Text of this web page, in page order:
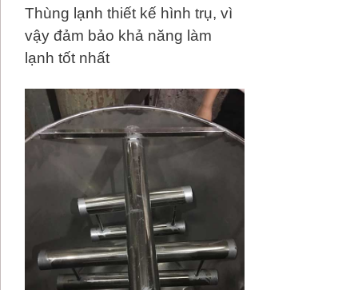
Thùng lạnh thiết kế hình trụ, vì
vậy đảm bảo khả năng làm
lạnh tốt nhất